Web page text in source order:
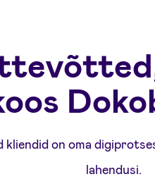
kliendid on oma
lahendusi.